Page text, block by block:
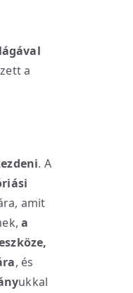
a
. A
amit
a
, és
ukkal